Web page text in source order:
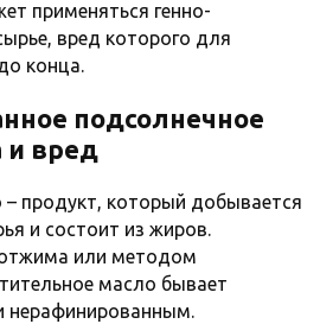
применяться генно-
вред которого для
конца.
подсолнечное
и вред
продукт, который добывается
и состоит из жиров.
или методом
масло бывает
нерафинированным.